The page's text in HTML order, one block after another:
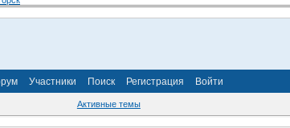
Участники Поиск Регистрация Войти
Активные темы